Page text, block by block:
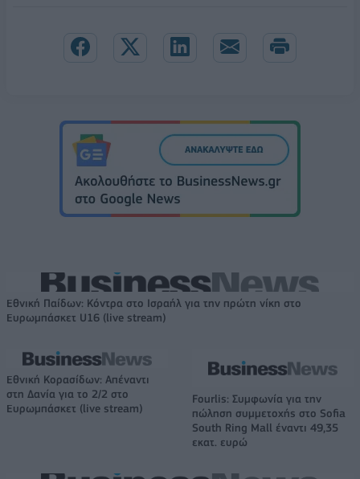
Εθνική Παίδων: Κόντρα στο Ισραήλ για την πρώτη νίκη στο
Ευρωμπάσκετ U16 (live stream)
Εθνική Κορασίδων: Απέναντι
στη Δανία για το 2/2 στο
Ευρωμπάσκετ (live stream)
Fourlis: Συμφωνία για την
πώληση συμμετοχής στο Sofia
South Ring Mall έναντι 49,35
εκατ. ευρώ